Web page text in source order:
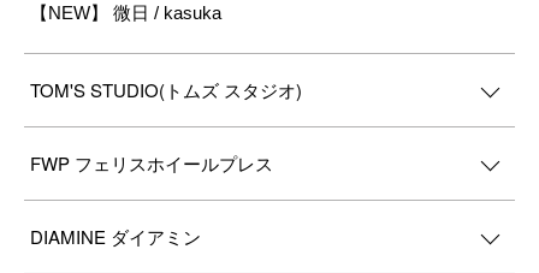
【NEW】 微日 / kasuka
TOM'S STUDIO(トムズ スタジオ)
FWP フェリスホイールプレス
DIAMINE ダイアミン